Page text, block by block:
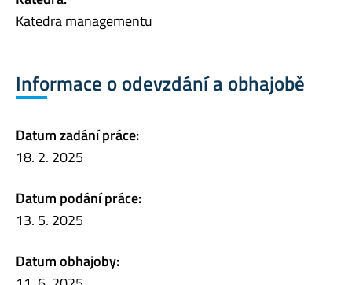
Katedra managementu
Informace o odevzdání a obhajobě
Datum zadání práce:
18. 2. 2025
Datum podání práce:
13. 5. 2025
Datum obhajoby: